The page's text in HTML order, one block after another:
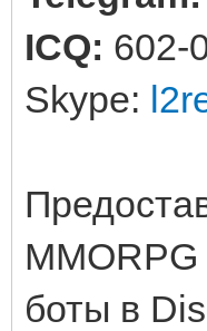
ICQ: 602-
Skype:
боты в